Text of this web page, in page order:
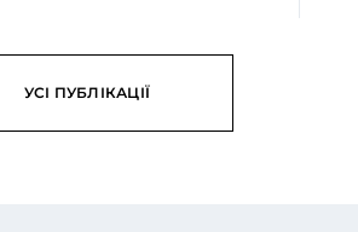
УСІ ПУБЛІКАЦІЇ